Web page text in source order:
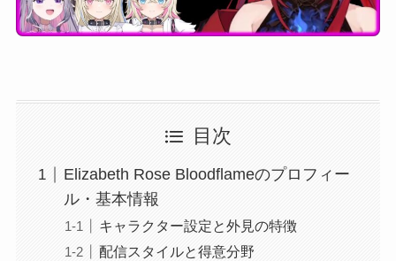
目次
Elizabeth Rose Bloodflameのプロフィー
ル・基本情報
キャラクター設定と外見の特徴
配信スタイルと得意分野